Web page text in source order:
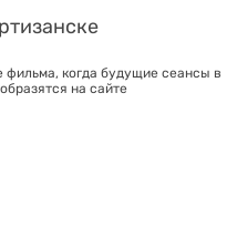
фильма, когда будущие сеансы в
на сайте